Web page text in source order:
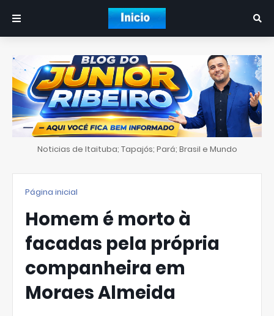
Noticias de Itaituba; Tapajós; Pará; Brasil e Mundo
Página inicial
Homem é morto à
facadas pela própria
companheira em
Moraes Almeida